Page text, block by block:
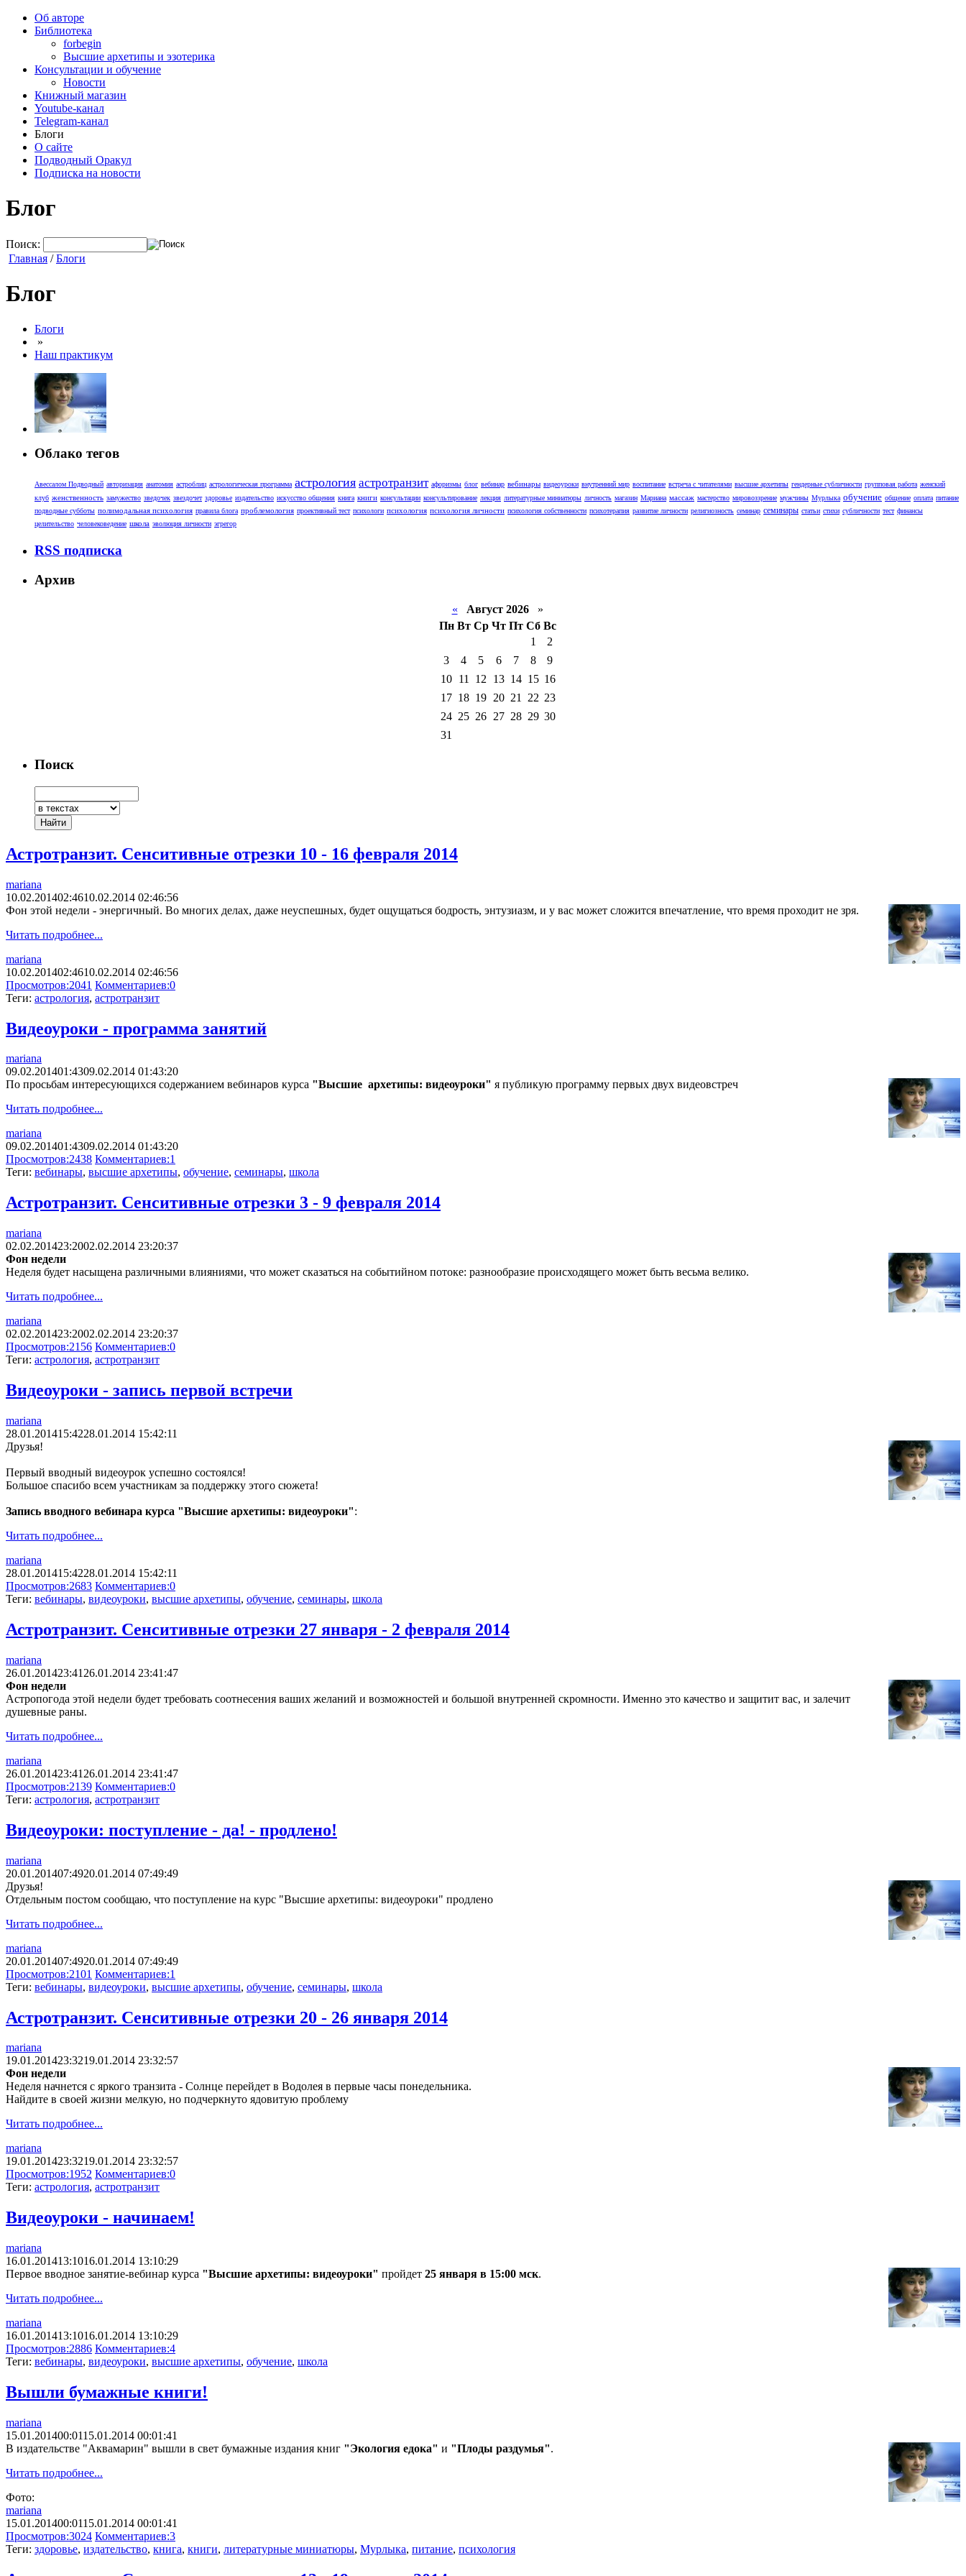
Об авторе
Библиотека
forbegin
Высшие архетипы и эзотерика
Консультации и обучение
Новости
Книжный магазин
Youtube-канал
Telegram-канал
Блоги
О сайте
Подводный Оракул
Подписка на новости
Блог
Поиск:
Главная /Блоги
Блог
Блоги
»
Наш практикум
Облако тегов
Авессалом Подводный авторизация анатомия астроблиц астрологическая программа астрология астротранзит афоризмы блог вебинар вебинары видеоуроки внутренний мир воспитание встреча с читателями высшие архетипы гендерные субличности групповая работа женский
клуб женственность замужество зведочек звездочет здоровье издательство искусство общения книга книги консультации консультирование лекция литературные миниатюры личность магазин Мариана массаж мастерство мировоззрение мужчины Мурлыка обучение общение оплата питание
подводные субботы полимодальная психология правила блога проблемология проективный тест психологи психология психология личности психология собственности психотерапия развитие личности религиозность семинар семинары статьи стихи субличности тест финансы
целительство человековедение школа эволюция личности эгрегор
RSS подписка
Архив
« Август 2026
»
Пн Вт Ср Чт Пт Сб Вс
1
2
3
4 5 6 7 8
9
10 11 12 13 14 15 16
17 18 19 20 21 22 23
24 25 26 27 28 29 30
31
Поиск
Астротранзит. Сенситивные отрезки 10 - 16 февраля 2014
mariana
10.02.201402:4610.02.2014 02:46:56
Фон этой недели - энергичный. Во многих делах, даже неуспешных, будет ощущаться бодрость, энтузиазм, и у вас может сложится впечатление, что время проходит не зря.
Читать подробнее...
mariana
10.02.201402:4610.02.2014 02:46:56
Просмотров:2041 Комментариев:0
Теги: астрология, астротранзит
Видеоуроки - программа занятий
mariana
09.02.201401:4309.02.2014 01:43:20
По просьбам интересующихся содержанием вебинаров курса "Высшие архетипы: видеоуроки" я публикую программу первых двух видеовстреч
Читать подробнее...
mariana
09.02.201401:4309.02.2014 01:43:20
Просмотров:2438 Комментариев:1
Теги: вебинары, высшие архетипы, обучение, семинары, школа
Астротранзит. Сенситивные отрезки 3 - 9 февраля 2014
mariana
02.02.201423:2002.02.2014 23:20:37
Фон недели
Неделя будет насыщена различными влияниями, что может сказаться на событийном потоке: разнообразие происходящего может быть весьма велико.
Читать подробнее...
mariana
02.02.201423:2002.02.2014 23:20:37
Просмотров:2156 Комментариев:0
Теги: астрология, астротранзит
Видеоуроки - запись первой встречи
mariana
28.01.201415:4228.01.2014 15:42:11
Друзья!
Первый вводный видеоурок успешно состоялся!
Большое спасибо всем участникам за поддержку этого сюжета!
Запись вводного вебинара курса "Высшие архетипы: видеоуроки":
Читать подробнее...
mariana
28.01.201415:4228.01.2014 15:42:11
Просмотров:2683 Комментариев:0
Теги: вебинары, видеоуроки, высшие архетипы, обучение, семинары, школа
Астротранзит. Сенситивные отрезки 27 января - 2 февраля 2014
mariana
26.01.201423:41 26.01.2014 23:41:47
Фон недели
Астропогода этой недели будет требовать соотнесения ваших желаний и возможностей и большой внутренней скромности. Именно это качество и защитит вас, и залечит
душевные раны.
Читать подробнее...
mariana
26.01.201423:41 26.01.2014 23:41:47
Просмотров:2139 Комментариев:0
Теги: астрология, астротранзит
Видеоуроки: поступление - да! - продлено!
mariana
20.01.201407:4920.01.2014 07:49:49
Друзья!
Отдельным постом сообщаю, что поступление на курс "Высшие архетипы: видеоуроки" продлено
Читать подробнее...
mariana
20.01.201407:4920.01.2014 07:49:49
Просмотров:2101 Комментариев:1
Теги: вебинары, видеоуроки, высшие архетипы, обучение, семинары, школа
Астротранзит. Сенситивные отрезки 20 - 26 января 2014
mariana
19.01.201423:3219.01.2014 23:32:57
Фон недели
Неделя начнется с яркого транзита - Солнце перейдет в Водолея в первые часы понедельника.
Найдите в своей жизни мелкую, но подчеркнуто ядовитую проблему
Читать подробнее...
mariana
19.01.201423:3219.01.2014 23:32:57
Просмотров:1952 Комментариев:0
Теги: астрология, астротранзит
Видеоуроки - начинаем!
mariana
16.01.201413:1016.01.2014 13:10:29
Первое вводное занятие-вебинар курса "Высшие архетипы: видеоуроки" пройдет 25 января в 15:00 мск.
Читать подробнее...
mariana
16.01.201413:1016.01.2014 13:10:29
Просмотров:2886 Комментариев:4
Теги: вебинары, видеоуроки, высшие архетипы, обучение, школа
Вышли бумажные книги!
mariana
15.01.201400:0115.01.2014 00:01:41
В издательстве "Аквамарин" вышли в свет бумажные издания книг "Экология едока" и "Плоды раздумья".
Читать подробнее...
Фото:
mariana
15.01.201400:0115.01.2014 00:01:41
Просмотров:3024 Комментариев:3
Теги: здоровье, издательство, книга, книги, литературные миниатюры, Мурлыка, питание, психология